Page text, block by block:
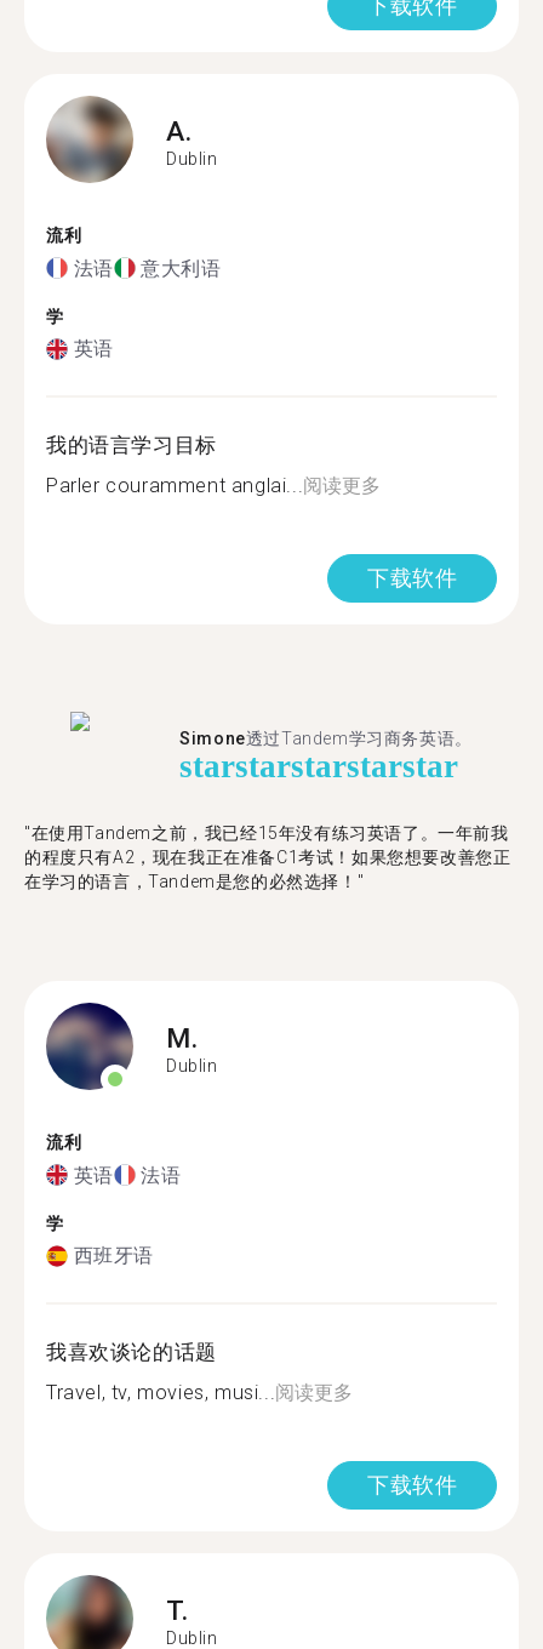
下载软件
A.
Dublin
流利
法语 意大利语
学
英语
我的语言学习目标
Parler couramment anglai...阅读更多
下载软件
Simone透过Tandem学习商务英语。
starstarstarstarstar
"在使用Tandem之前，我已经15年没有练习英语了。一年前我
的程度只有A2，现在我正在准备C1考试！如果您想要改善您正
在学习的语言，Tandem是您的必然选择！"
M.
Dublin
流利
英语 法语
学
西班牙语
我喜欢谈论的话题
Travel, tv, movies, musi...阅读更多
下载软件
T.
Dublin